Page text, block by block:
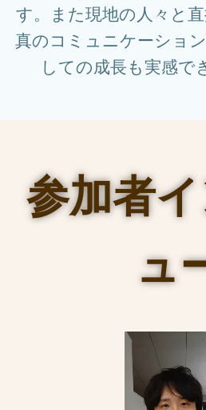
す。また現地の人々と直
真のコミュニケーショ
しての成長も実感で
参加者
ュ